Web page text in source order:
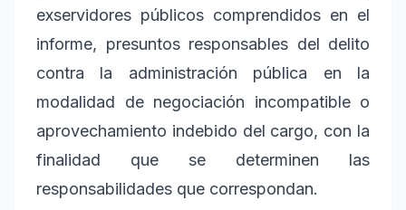
exservidores públicos comprendidos en el
informe, presuntos responsables del delito
contra la administración pública en la
modalidad de negociación incompatible o
aprovechamiento indebido del cargo, con la
finalidad que se determinen las
responsabilidades que correspondan.